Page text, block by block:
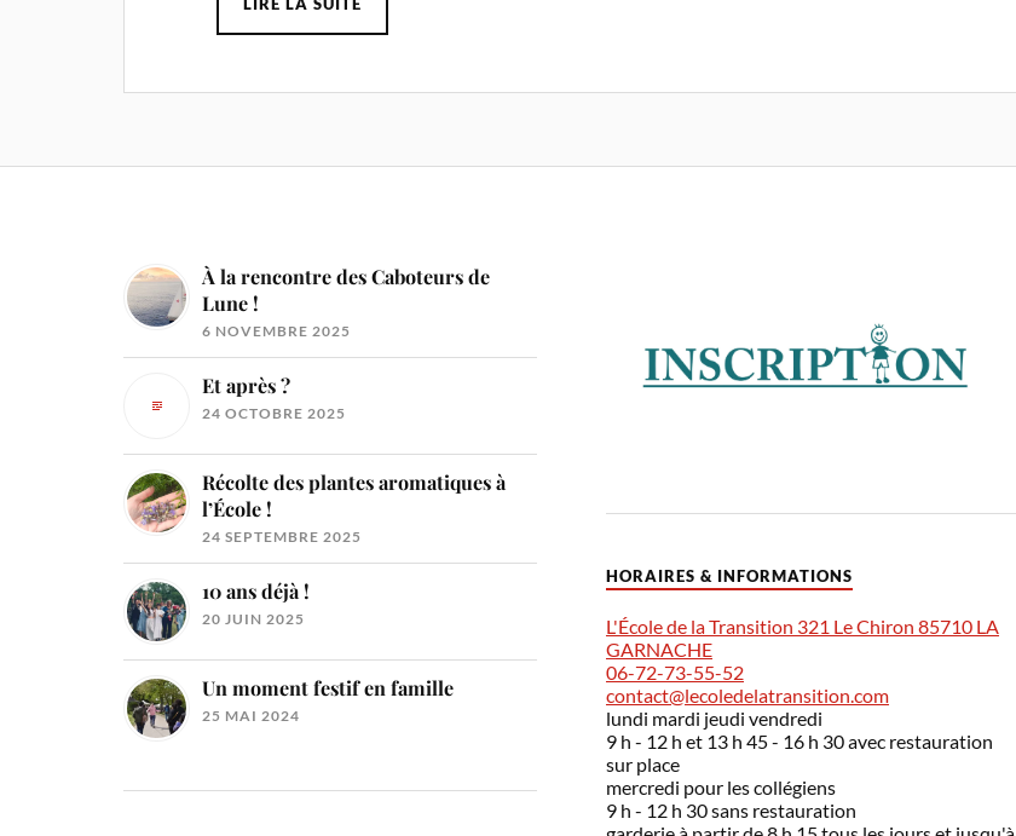
À la rencontre des Caboteurs de
Lune !
6 NOVEMBRE 2025
Et après ?
24 OCTOBRE 2025
Récolte des plantes aromatiques à
l’École !
24 SEPTEMBRE 2025
10 ans déjà !
20 JUIN 2025
Un moment festif en famille
25 MAI 2024
HORAIRES & INFORMATIONS
L'École de la Transition 321 Le Chiron 85710 LA
GARNACHE
06-72-73-55-52
contact@lecoledelatransition.com
lundi mardi jeudi vendredi
9 h - 12 h et 13 h 45 - 16 h 30 avec restauration
sur place
mercredi pour les collégiens
9 h - 12 h 30 sans restauration